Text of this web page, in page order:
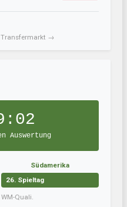
Transfermarkt →
Auswertung
Südamerika
26. Spieltag
WM-Quali.